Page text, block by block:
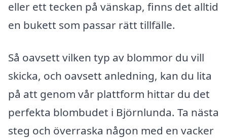
eller ett tecken på vänskap, finns det alltid
en bukett som passar rätt tillfälle.
Så oavsett vilken typ av blommor du vill
skicka, och oavsett anledning, kan du lita
på att genom vår plattform hittar du det
perfekta blombudet i Björnlunda. Ta nästa
steg och överraska någon med en vacker